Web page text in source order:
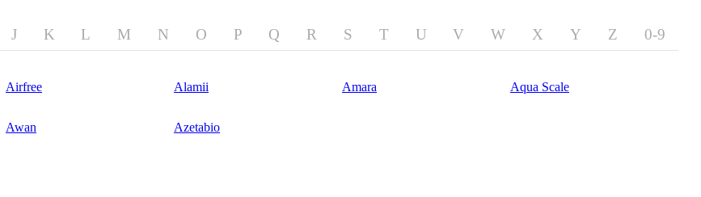
J K L M N O P Q R S T U V W X Y Z 0-9
Airfree Alamii Amara Aqua Scale
Awan Azetabio